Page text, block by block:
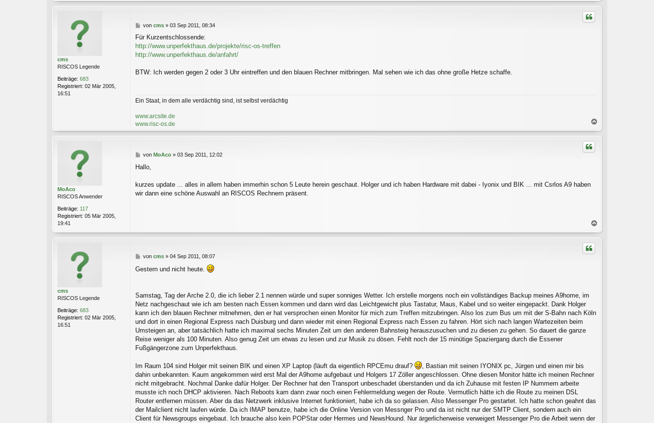
c
cms
RISCOS Legende
Beiträge: 683
Registriert: 02 Mär 2005,
16:51
B
i
t
r
g
von cms» 03 Sep 2011, 08:34
Für Kurzentschlossende:
http://www.unperfekthaus.de/projekte/risc-os-treffen
http://www.unperfekthaus.de/anfahrt/
BTW: Ich werden gegen 2 oder 3 Uhr eintreffen und den blauen Rechner mitbringen. Mal sehen wie ich das ohne große Hetze schaffe.
Ein Staat, in dem alle verdächtig sind, ist selbst verdächtig
www.arcsite.de
www.risc-os.de
a
c
MoAco
RISCOS Anwender
Beiträge: 117
Registriert: 05 Mär 2005,
19:41
B
i
r
a
von MoAco» 03 Sep 2011, 12:02
Hallo,
kurzes update ... alles in allem haben immerhin schon 5 Leute herein geschaut. Holger und ich haben Hardware mit dabei - Iyonix und BIK ... mit Csrlos A9 haben
wir dann eine schöne Auswahl an RISCOS Rechnern präsent.
a
c
cms
RISCOS Legende
Beiträge: 683
Registriert: 02 Mär 2005,
16:51
B
i
von cms» 04 Sep 2011, 08:07
Gestern und nicht heute.
Samstag, Tag der Arche 2.0, die ich lieber 2.1 nennen würde und super sonniges Wetter. Ich erstelle morgens noch ein vollständiges Backup meines A9home, im
Netz nachgeschaut wie ich am besten nach Essen kommen und dann wird das Leichtgewicht plus Tastatur, Maus, Kabel und so weiter eingepackt. Dank Holger
kann ich den blauen Rechner mitnehmen, den er hat versprochen einen Monitor für mich zum Treffen mitzubringen. Also los zum Bus um mit der S-Bahn nach Köln
und dort in einen Regional Express nach Duisburg und dann wieder mit einen Regional Express nach Essen zu fahren. Hört sich nach langen Wartezeiten beim
Umsteigen an, aber tatsächlich hatte ich maximal sechs Minuten Zeit um den anderen Bahnsteig herauszusuchen und zu diesen zu gehen. So dauert die ganze
Reise weniger als 100 Minuten. Also genug Zeit um etwas zu lesen und zur Musik zu dösen. Fehlt noch der 15 minütige Spaziergang durch die Essener
Fußgängerzone zum Unperfekthaus.
Im Raum 104 sind Holger mit seinen BIK und einen XP Laptop (läuft da eigentlich RPCEmu drauf?
, Bastian mit seinen IYONIX pc, Jürgen und einen mir bis
dahin unbekannten. Kaum angekommen wird erst Mal der A9home aufgebaut und Holgers 17 Zöller angeschlossen. Ohne diesen Monitor hätte ich meinen Rechner
nicht mitgebracht. Nochmal Danke dafür Holger. Der Rechner hat den Transport unbeschadet überstanden und da ich Zuhause mit festen IP Nummern arbeite
musste ich noch DHCP aktivieren. Nach Reboots kam dann zwar noch einen Fehlermeldung wegen der Route. Vermutlich hätte ich die Route zu meinen DSL
Router entfernen müssen. Aber da das Netzwerk inklusive Internet funktioniert, habe ich da so gelassen. Also Messenger Pro gestartet. Ich hatte schon geahnt das
der Mailclient nicht laufen würde. Da ich IMAP benutze, habe ich die Online Version von Messnger Pro und da ist nicht nur der SMTP Client, sondern auch ein
Client für Newsgroups eingebaut. Ich brauche also kein POPStar oder Hermes und NewsHound. Nur ärgerlicherweise verweigert Messenger Pro die Arbeit wenn der